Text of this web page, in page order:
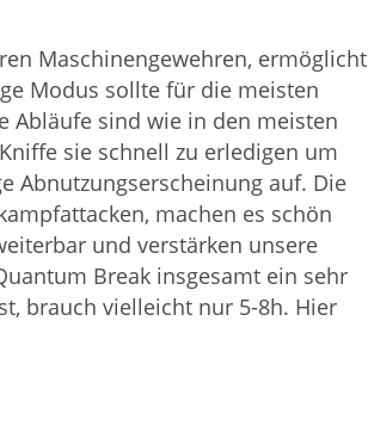
Maschinengewehren, ermöglicht
Modus sollte für die meisten
Abläufe sind wie in den meisten
sie schnell zu erledigen um
Abnutzungserscheinung auf. Die
machen es schön
und verstärken unsere
Break insgesamt ein sehr
brauch vielleicht nur 5-8h. Hier